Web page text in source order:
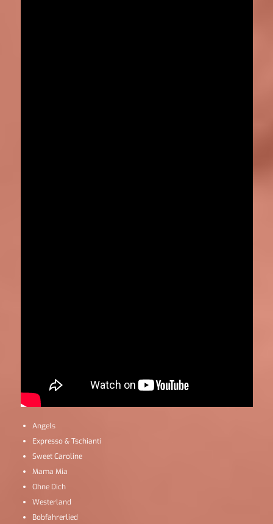
Angels
Expresso & Tschianti
Sweet Caroline
Mama Mia
Ohne Dich
Westerland
Bobfahrerlied